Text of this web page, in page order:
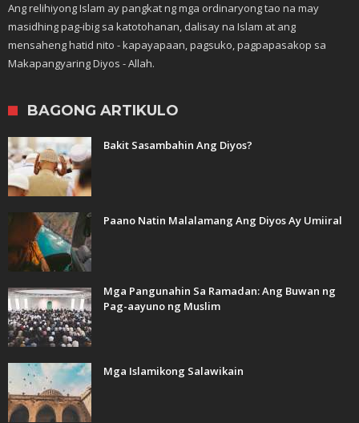
Ang relihiyong Islam ay pangkat ng mga ordinaryong tao na may
masidhing pag-ibig sa katotohanan, dalisay na Islam at ang
mensaheng hatid nito - kapayapaan, pagsuko, pagpapasakop sa
Makapangyaring Diyos - Allah.
BAGONG ARTIKULO
Bakit Sasambahin Ang Diyos?
Paano Natin Malalamang Ang Diyos Ay Umiiral
Mga Pangunahin Sa Ramadan: Ang Buwan ng
Pag-aayuno ng Muslim
Mga Islamikong Salawikain